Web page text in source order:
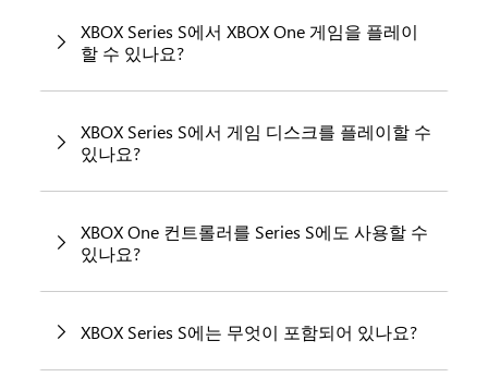
XBOX Series S에서 XBOX One 게임을 플레이
할 수 있나요?
XBOX Series S에서 게임 디스크를 플레이할 수
있나요?
XBOX One 컨트롤러를 Series S에도 사용할 수
있나요?
XBOX Series S에는 무엇이 포함되어 있나요?